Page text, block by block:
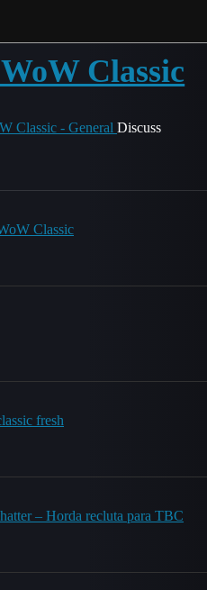
Classic
Classic - General Discuss
Classic
fresh
– Horda recluta para TBC